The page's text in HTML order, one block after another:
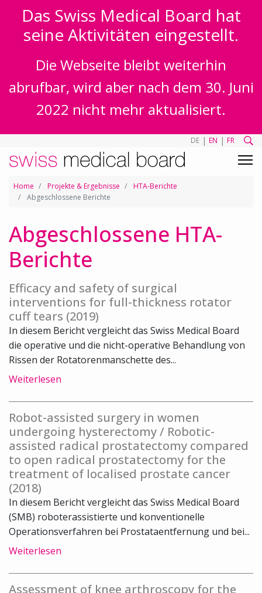
Das Swiss Medical Board hat
seine Aktivitäten eingestellt.
Die Webseite bleibt weiterhin
abrufbar, wird aber nach dem 30. Juni
2022 nicht mehr aktualisiert.
DE | EN | FR
Home Projekte & Ergebnisse
HTA-Berichte
Abgeschlossene Berichte
Abgeschlossene HTA-
Berichte
Efficacy and safety of surgical
interventions for full-thickness rotator
cuff tears (2019)
In diesem Bericht vergleicht das Swiss Medical Board
die operative und die nicht-operative Behandlung von
Rissen der Rotatorenmanschette des...
Weiterlesen
Robot-assisted surgery in women
undergoing hysterectomy / Robotic-
assisted radical prostatectomy compared
to open radical prostatectomy for the
treatment of localised prostate cancer
(2018)
In diesem Bericht vergleicht das Swiss Medical Board
(SMB) roboterassistierte und konventionelle
Operationsverfahren bei Prostataentfernung und bei...
Weiterlesen
Assessment of knee arthroscopy for the